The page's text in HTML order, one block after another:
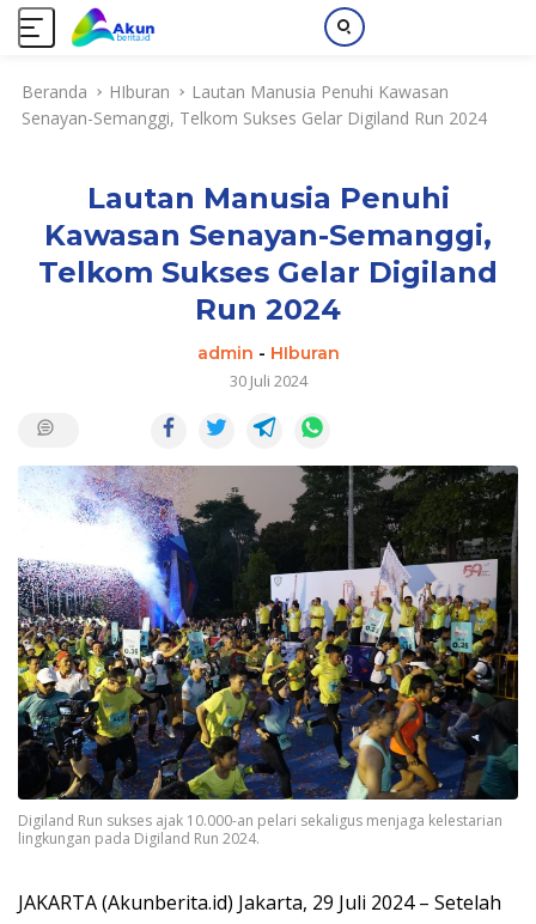
Beranda HIburan
Lautan Manusia Penuhi Kawasan
Senayan-Semanggi, Telkom Sukses Gelar Digiland Run 2024
Lautan Manusia Penuhi
Kawasan Senayan-Semanggi,
Telkom Sukses Gelar Digiland
Run 2024
admin - HIburan
30 Juli 2024
Digiland Run sukses ajak 10.000-an pelari sekaligus menjaga kelestarian
lingkungan pada Digiland Run 2024.
JAKARTA (Akunberita.id) Jakarta, 29 Juli 2024 – Setelah